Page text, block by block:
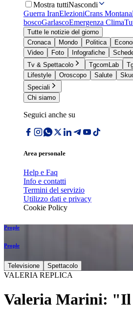
Mostra tuttiNascondi
Guerra IranElezioniCrans Montana
boscoGarlascoEmergenza Clima
Tutte le notizie del giorno
Cronaca
Mondo Politica
Video
Foto Infografiche
Tv & Spettacolo
TgcomLab
Lifestyle
Oroscopo Salute
Speciali
Chi siamo
Seguici anche su
Area personale
Help e Faq
Info e contatti
Termini del servizio
Utilizzo dati e privacy
Cookie Policy
People
People
Televisione Spettacolo
VALERIA REPLICA
Valeria Marini: "Il